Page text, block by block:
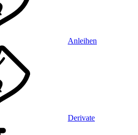
Anleihen
Derivate